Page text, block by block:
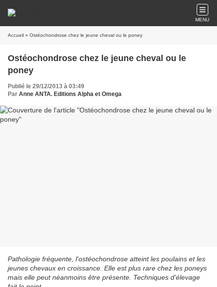
MENU
Accueil » Ostéochondrose chez le jeune cheval ou le poney
Ostéochondrose chez le jeune cheval ou le
poney
Publié le 29/12/2013 à 03:49
Par Anne ANTA. Editions Alpha et Omega
Pathologie fréquente, l'ostéochondrose atteint les poulains et les
jeunes chevaux en croissance. Elle est plus rare chez les poneys
mais elle peut néanmoins être présente. Techniques d'élevage